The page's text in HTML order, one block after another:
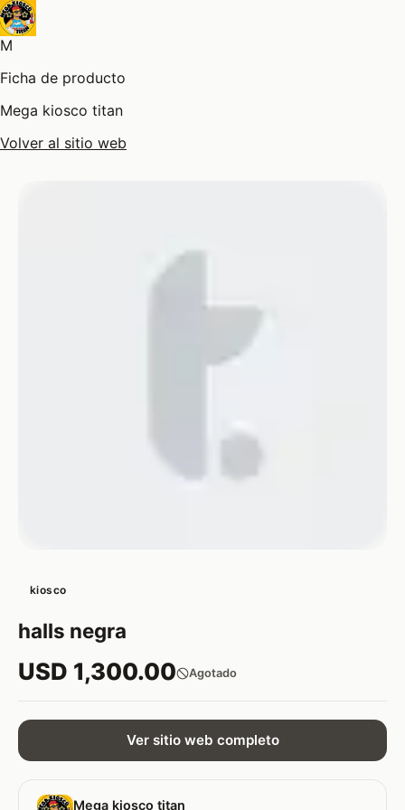
M
Ficha de producto
Mega kiosco titan
Volver al sitio web
kiosco
halls negra
USD 1,300.00 Agotado
Ver sitio web completo
Mega kiosco titan